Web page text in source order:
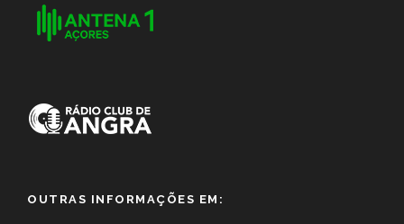
OUTRAS INFORMAÇÕES EM: